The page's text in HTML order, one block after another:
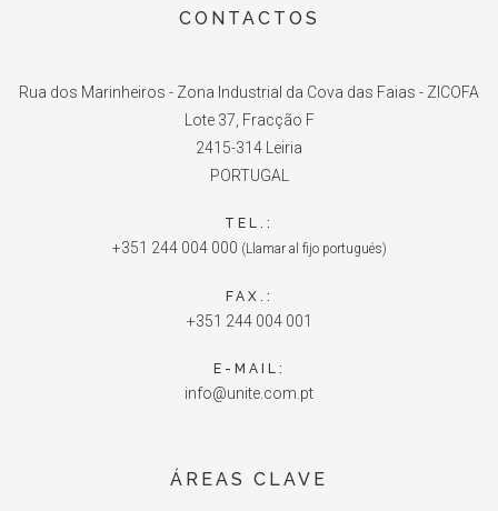
CONTACTOS
Rua dos Marinheiros - Zona Industrial da Cova das Faias - ZICOFA
Lote 37, Fracção F
2415-314 Leiria
PORTUGAL
TEL.:
+351 244 004 000 (Llamar al fijo portugués)
FAX.:
+351 244 004 001
E-MAIL:
info@unite.com.pt
ÁREAS CLAVE